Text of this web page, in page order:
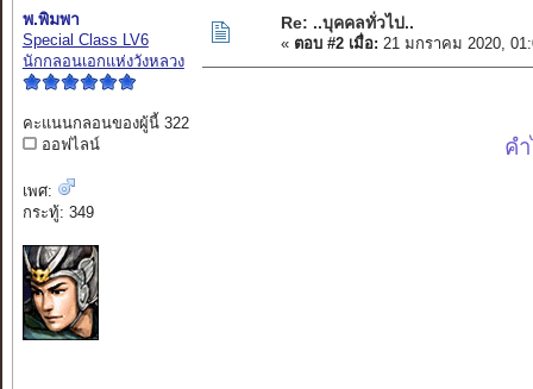
พ.พิมพา
Special Class LV6
นักกลอนเอกแห่งวังหลวง
คะแนนกลอนของผู้นี้ 322
ออฟไลน์
เพศ:
กระทู้: 349
Re: ..บุคคลทั่วไป..
« ตอบ #2 เมื่อ: 21 มกราคม 2020,
ค